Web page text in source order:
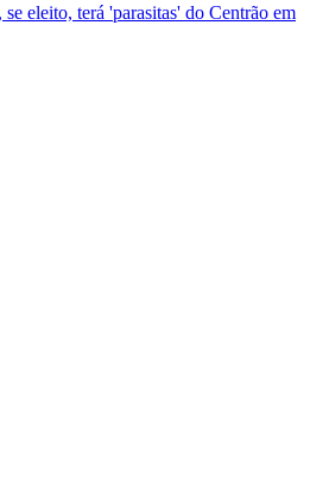
eleito, terá 'parasitas' do Centrão em